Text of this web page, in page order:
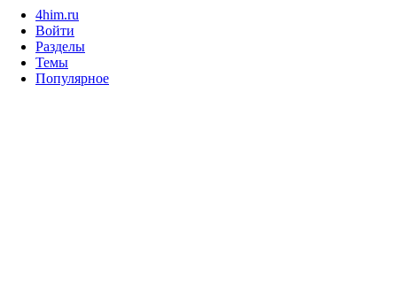
4him.ru
Войти
Разделы
Темы
Популярное